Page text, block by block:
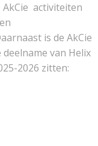
activiteiten
is de AkCie
van Helix
2026 zitten: